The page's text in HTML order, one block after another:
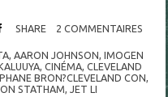
SHARE 2 COMMENTAIRES
, AARON JOHNSON IMOGEN
,CINÉMA ,CLEVELAND
BRON?CLEVELAND CON
STATHAM JET LI